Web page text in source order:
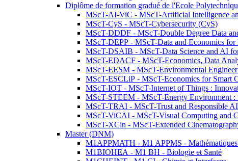
Diplôme de formation gradué de l'Ecole
MScT-AI-ViC - MScT-Artificial Intelligence
MScT-CyS - MScT-Cybersecurity (CyS)
MScT-DDDF - MScT-Double Degree Data
MScT-DEPP - MScT-Data and Economics
MScT-DSAIB - MScT-Data Science and AI
MScT-EDACF - MScT-Economics, Data
MScT-EESM - MScT-Environmental
MScT-ESCLiP - MScT-Economics for Smart
MScT-IOT - MScT-Internet of Things :
MScT-STEEM - MScT-Energy Environment :
MScT-TRAI - MScT-Trust and Responsible AI
MScT-ViCAI - MScT-Visual Computing and
MScT-XCin - MScT-Extended
Master (DNM)
M1APPMATH - M1 APPMS - Mathématiques
M1BIOHEA - M1 BH - Biologie et Santé